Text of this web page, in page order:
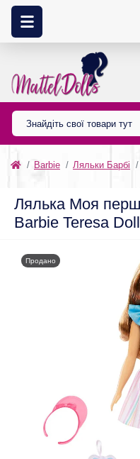
Barbie Ляльки Барбі
Лялька Моя
Barbie Teresa
Продано